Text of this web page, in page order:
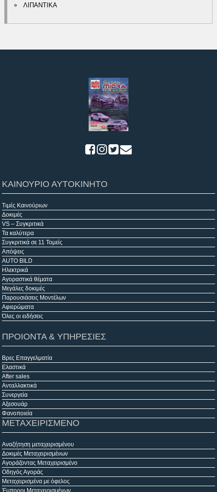
ΛΙΠΑΝΤΙΚΑ
ΚΑΙΝΟΥΡΙΟ ΑΥΤΟΚΙΝΗΤΟ
Τιμές Καινούριων
Δοκιμές
VS – Συγκριτικά
Τα καλύτερα
Συγκριτικά σε 11 Τομείς
Απόψεις
AUTO BILD
Ηλεκτρικά
Αγοραστικά θέματα
Μεγάλες δοκιμές
Παρουσιάσεις Μοντέλων
Αφιερώματα
Όλες οι ειδήσεις
ΠΡΟΙΟΝΤΑ & ΥΠΗΡΕΣΙΕΣ
Βρες Επαγγελματία
Ελαστικά
After sales
Ανταλλακτικά
Συνεργεία
Αξεσουάρ
Φανοποιεία
ΜΕΤΑΧΕΙΡΙΣΜΕΝΟ
Αναζήτηση μεταχειρισμένου
Δοκιμές Μεταχειρισμένων
Αγοράζοντας Μεταχειρισμένο
Οδηγός Αγοράς
Μεταχειρισμένα με όφελος
Έμποροι Μεταχειρισμένων